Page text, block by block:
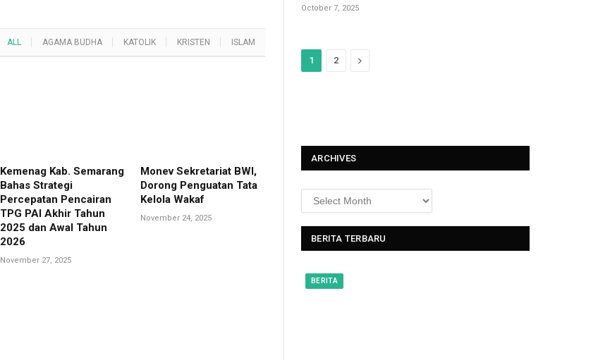
ALL AGAMA BUDHA KATOLIK KRISTEN ISLAM
Kemenag Kab. Semarang
Bahas Strategi
Percepatan Pencairan
TPG PAI Akhir Tahun
2025 dan Awal Tahun
2026
November 27, 2025
Monev Sekretariat BWI,
Dorong Penguatan Tata
Kelola Wakaf
November 24, 2025
October 7, 2025
1 2
N
ARCHIVES
BERITA TERBARU
BERITA